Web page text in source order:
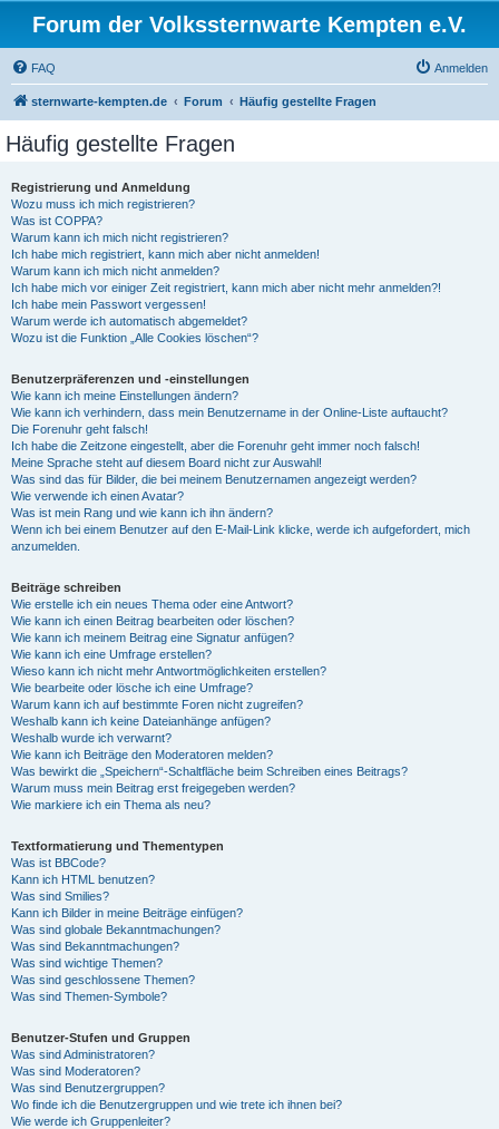
Forum der Volkssternwarte Kempten e.V.
FAQ Anmelden
sternwarte-kempten.de Forum Häufig gestellte Fragen
Häufig gestellte Fragen
Registrierung und Anmeldung
Wozu muss ich mich registrieren?
Was ist COPPA?
Warum kann ich mich nicht registrieren?
Ich habe mich registriert, kann mich aber nicht anmelden!
Warum kann ich mich nicht anmelden?
Ich habe mich vor einiger Zeit registriert, kann mich aber nicht mehr anmelden?!
Ich habe mein Passwort vergessen!
Warum werde ich automatisch abgemeldet?
Wozu ist die Funktion „Alle Cookies löschen“?
Benutzerpräferenzen und -einstellungen
Wie kann ich meine Einstellungen ändern?
Wie kann ich verhindern, dass mein Benutzername in der Online-Liste auftaucht?
Die Forenuhr geht falsch!
Ich habe die Zeitzone eingestellt, aber die Forenuhr geht immer noch falsch!
Meine Sprache steht auf diesem Board nicht zur Auswahl!
Was sind das für Bilder, die bei meinem Benutzernamen angezeigt werden?
Wie verwende ich einen Avatar?
Was ist mein Rang und wie kann ich ihn ändern?
Wenn ich bei einem Benutzer auf den E-Mail-Link klicke, werde ich aufgefordert, mich
anzumelden.
Beiträge schreiben
Wie erstelle ich ein neues Thema oder eine Antwort?
Wie kann ich einen Beitrag bearbeiten oder löschen?
Wie kann ich meinem Beitrag eine Signatur anfügen?
Wie kann ich eine Umfrage erstellen?
Wieso kann ich nicht mehr Antwortmöglichkeiten erstellen?
Wie bearbeite oder lösche ich eine Umfrage?
Warum kann ich auf bestimmte Foren nicht zugreifen?
Weshalb kann ich keine Dateianhänge anfügen?
Weshalb wurde ich verwarnt?
Wie kann ich Beiträge den Moderatoren melden?
Was bewirkt die „Speichern“-Schaltfläche beim Schreiben eines Beitrags?
Warum muss mein Beitrag erst freigegeben werden?
Wie markiere ich ein Thema als neu?
Textformatierung und Thementypen
Was ist BBCode?
Kann ich HTML benutzen?
Was sind Smilies?
Kann ich Bilder in meine Beiträge einfügen?
Was sind globale Bekanntmachungen?
Was sind Bekanntmachungen?
Was sind wichtige Themen?
Was sind geschlossene Themen?
Was sind Themen-Symbole?
Benutzer-Stufen und Gruppen
Was sind Administratoren?
Was sind Moderatoren?
Was sind Benutzergruppen?
Wo finde ich die Benutzergruppen und wie trete ich ihnen bei?
Wie werde ich Gruppenleiter?